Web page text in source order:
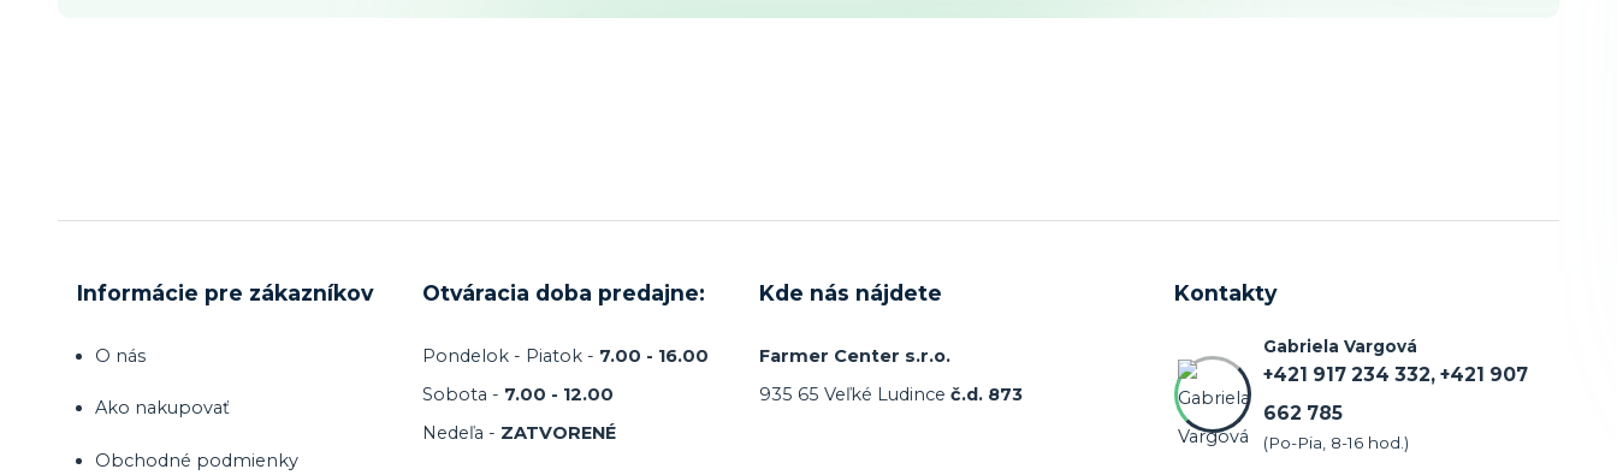
Informácie pre zákazníkov
O nás
Ako nakupovať
Obchodné podmienky
Otváracia doba predajne:
Pondelok - Piatok - 7.00 - 16.00
Sobota - 7.00 - 12.00
Nedeľa - ZATVORENÉ
Kde nás nájdete
Farmer Center s.r.o.
935 65 Veľké Ludince č.d. 873
Kontakty
Gabriela Vargová
+421 917 234 332, +421 907
662 785
(Po-Pia, 8-16 hod.)